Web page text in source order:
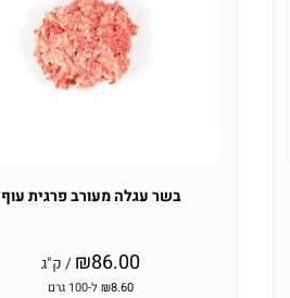
בשר עגלה מעורב פרגית עוף
₪86.00 / ק"ג
₪8.60 ל-100 גרם